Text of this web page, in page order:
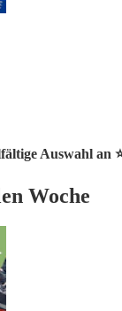
Auswahl an
Woche